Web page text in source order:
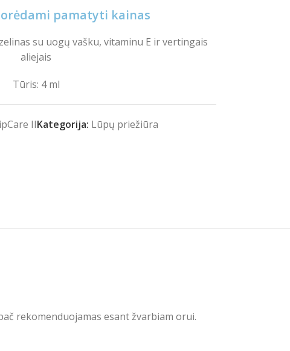
pamatyti kainas
su uogų vašku, vitaminu E ir vertingais
aliejais
Tūris: 4 ml
IIKategorija: Lūpų priežiūra
rekomenduojamas esant žvarbiam orui.